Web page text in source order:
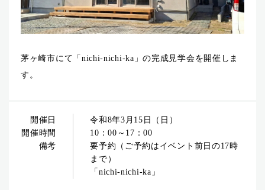
茅ヶ崎市にて「nichi-nichi-ka」の完成見学会を開催しま
す。
開催日
令和8年3月15日（日）
開催時間
10：00～17：00
備考
要予約（ご予約はイベント前日の17時
まで）
「nichi-nichi-ka」